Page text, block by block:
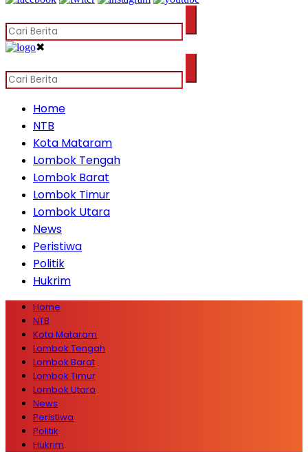
✖
Home
NTB
Kota Mataram
Lombok Tengah
Lombok Barat
Lombok Timur
Lombok Utara
News
Peristiwa
Politik
Hukrim
Home
NTB
Kota Mataram
Lombok Tengah
Lombok Barat
Lombok Timur
Lombok Utara
News
Peristiwa
Politik
Hukrim